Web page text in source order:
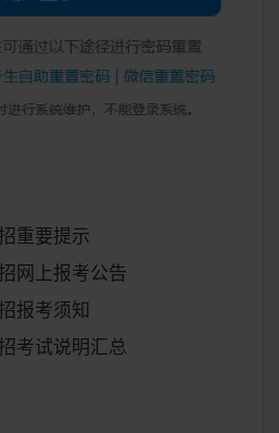
重要提示
网上报考公告
报考须知
考试说明汇总